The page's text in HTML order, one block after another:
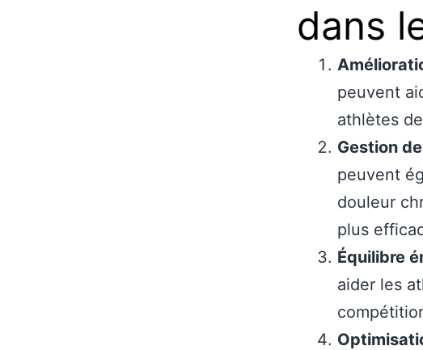
dans
peuvent
athlètes
Gestion
peuvent
douleur
plus
Équilibre
aider les